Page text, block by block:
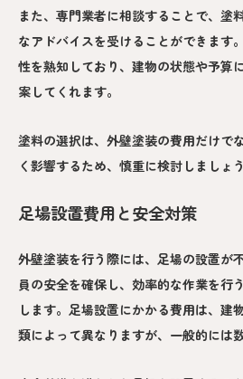
また、専門業者に相談することで、塗
なアドバイスを受けることができます
性を熟知しており、建物の状態や予算
案してくれます。
塗料の選択は、外壁塗装の費用だけで
く影響するため、慎重に検討しましょう
足場設置費用と安全対策
外壁塗装を行う際には、足場の設置が
員の安全を確保し、効率的な作業を行
します。足場設置にかかる費用は、建
類によって異なりますが、一般的には